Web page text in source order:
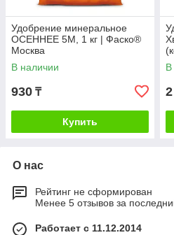
Удобрение минеральное
ОСЕННЕЕ 5M, 1 кг | Фаско®
Москва
В наличии
930 ₸
Купить
В
О нас
Рейтинг не сформирован
Менее 5 отзывов за
Работает с 11.12.2014